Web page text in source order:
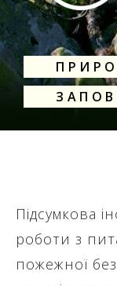
Підсумкова
роботи з
пожежної